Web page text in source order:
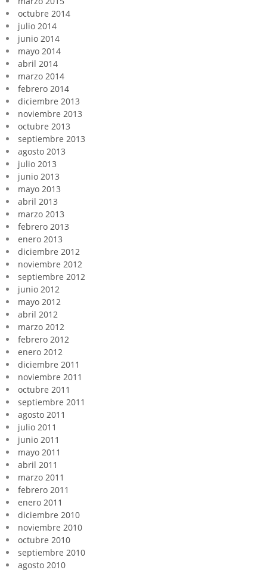
octubre 2014
julio 2014
junio 2014
mayo 2014
abril 2014
marzo 2014
febrero 2014
diciembre 2013
noviembre 2013
octubre 2013
septiembre 2013
agosto 2013
julio 2013
junio 2013
mayo 2013
abril 2013
marzo 2013
febrero 2013
enero 2013
diciembre 2012
noviembre 2012
septiembre 2012
junio 2012
mayo 2012
abril 2012
marzo 2012
febrero 2012
enero 2012
diciembre 2011
noviembre 2011
octubre 2011
septiembre 2011
agosto 2011
julio 2011
junio 2011
mayo 2011
abril 2011
marzo 2011
febrero 2011
enero 2011
diciembre 2010
noviembre 2010
octubre 2010
septiembre 2010
agosto 2010